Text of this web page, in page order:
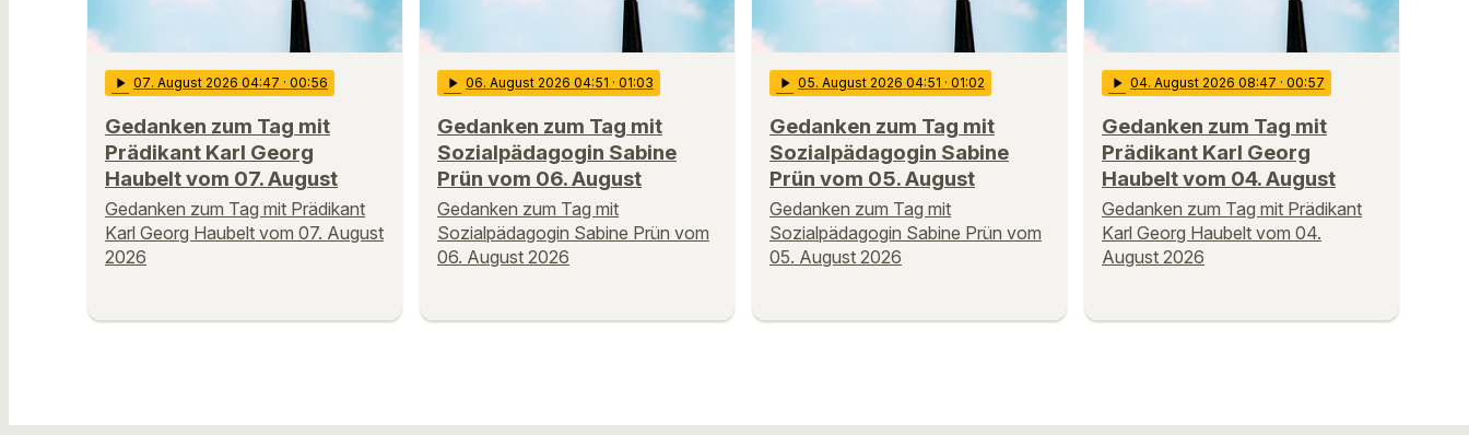
play_arrow 07. August 2026 04:47 · 00:56
Gedanken zum Tag mit
Prädikant Karl Georg
Haubelt vom 07. August
Gedanken zum Tag mit Prädikant
Karl Georg Haubelt vom 07. August
2026
play_arrow 06. August 2026 04:51 · 01:03
Gedanken zum Tag mit
Sozialpädagogin Sabine
Prün vom 06. August
Gedanken zum Tag mit
Sozialpädagogin Sabine Prün vom
06. August 2026
play_arrow 05. August 2026 04:51 · 01:02
Gedanken zum Tag mit
Sozialpädagogin Sabine
Prün vom 05. August
Gedanken zum Tag mit
Sozialpädagogin Sabine Prün vom
05. August 2026
play_arrow 04. August 2026 08:47 · 00:57
Gedanken zum Tag mit
Prädikant Karl Georg
Haubelt vom 04. August
Gedanken zum Tag mit Prädikant
Karl Georg Haubelt vom 04.
August 2026